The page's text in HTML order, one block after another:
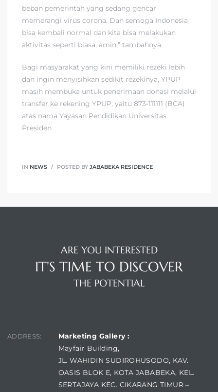
beban pemerintah yang sedang gencar
memerangi virus corona. Dan semoga Indonesia
bisa kembali normal dan kita bisa melakukan
aktivitas seperti biasa, amin,” tambahnya.
Bagi masyarakat yang kini memiliki rezeki lebih
dan ingin menyisihkan sedikit rezekinya, YPUP
masih membuka untuk penerimaan donasi melalui
transfer ke rekening YPUP, yaitu 873-111111 (BCA)
atas nama Yayasan Pendidikan Universitas
Presiden
IN NEWS POSTED BY JABABEKA RESIDENCE
ARE YOU INTERESTED
IT'S TIME TO DISCOVER
THE POTENTIAL
ADDRESS:
Marketing Gallery :
Mayfair Building,
JL. WAHIDIN SUDIROHUSODO, KAV.
OASIS BLOK E, KOTA JABABEKA, KEL.
SERTAJAYA KEC. CIKARANG TIMUR –